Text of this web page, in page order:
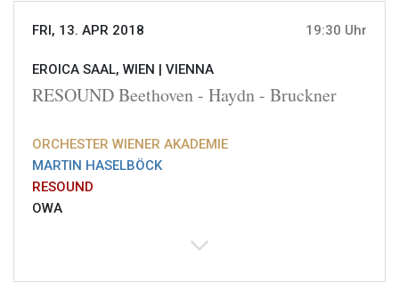
FRI, 13. APR 2018 19:30 Uhr
EROICA SAAL, WIEN | VIENNA
RESOUND Beethoven - Haydn - Bruckner
ORCHESTER WIENER AKADEMIE
MARTIN HASELBÖCK
RESOUND
OWA